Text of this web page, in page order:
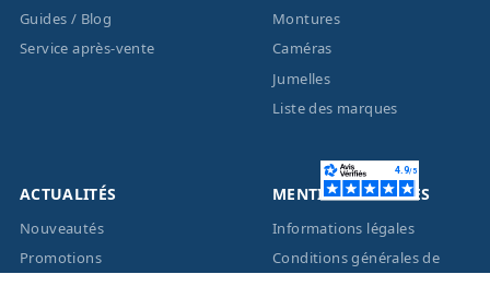
Guides / Blog
Service après-vente
Montures
Caméras
Jumelles
Liste des marques
ACTUALITÉS
Nouveautés
Promotions
MENTIONS LÉGALES
Informations légales
Conditions générales de